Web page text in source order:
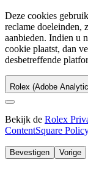
Deze cookies
reclame doeleinden,
aanbieden. Indien u
cookie plaatst, dan
desbetreffende
Rolex (Adobe
Bekijk de Rolex
ContentSquare
Bevestigen Vorige